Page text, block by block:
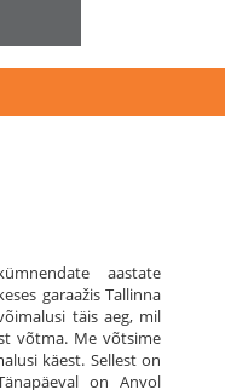
aastate
garaažis Tallinna
täis aeg, mil
võtma. Me võtsime
käest. Sellest on
on Anvol